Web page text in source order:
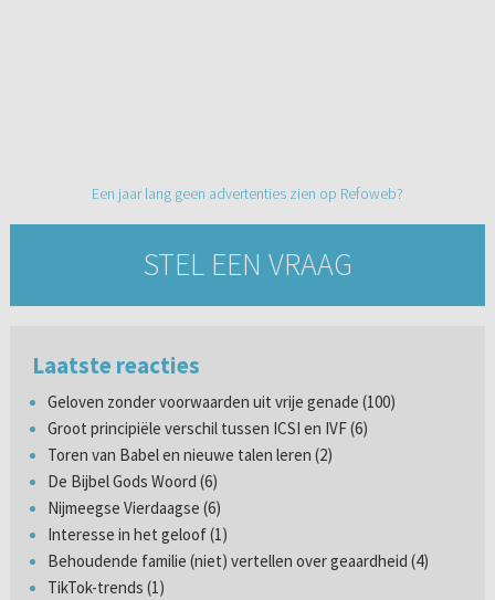
Een jaar lang geen advertenties zien op Refoweb?
STEL EEN VRAAG
Laatste reacties
Geloven zonder voorwaarden uit vrije genade (100)
Groot principiële verschil tussen ICSI en IVF (6)
Toren van Babel en nieuwe talen leren (2)
De Bijbel Gods Woord (6)
Nijmeegse Vierdaagse (6)
Interesse in het geloof (1)
Behoudende familie (niet) vertellen over geaardheid (4)
TikTok-trends (1)